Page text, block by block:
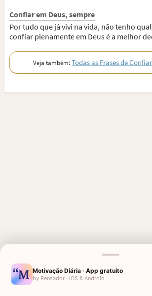
Confiar em Deus, sempre
Por tudo que já vivi na vida, não tenho
confiar plenamente em Deus é a melhor
Veja também:Todas as Frases de
MENSAGENS
AGRADECIMENTO A DEUS
Motivação Diária · App gratuito
by Pensador · iOS & Android